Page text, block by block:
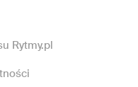
Rytmy.pl